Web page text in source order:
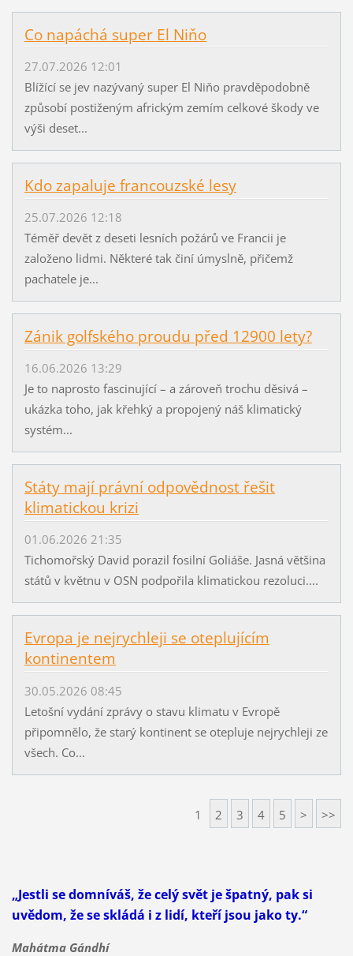
Co napáchá super El Niňo
27.07.2026 12:01
Blížící se jev nazývaný super El Niňo pravděpodobně
způsobí postiženým africkým zemím celkové škody ve
výši deset...
Kdo zapaluje francouzské lesy
25.07.2026 12:18
Téměř devět z deseti lesních požárů ve Francii je
založeno lidmi. Některé tak činí úmyslně, přičemž
pachatele je...
Zánik golfského proudu před 12900 lety?
16.06.2026 13:29
Je to naprosto fascinující – a zároveň trochu děsivá –
ukázka toho, jak křehký a propojený náš klimatický
systém...
Státy mají právní odpovědnost řešit
klimatickou krizi
01.06.2026 21:35
Tichomořský David porazil fosilní Goliáše. Jasná většina
států v květnu v OSN podpořila klimatickou rezoluci....
Evropa je nejrychleji se oteplujícím
kontinentem
30.05.2026 08:45
Letošní vydání zprávy o stavu klimatu v Evropě
připomnělo, že starý kontinent se otepluje nejrychleji ze
všech. Co...
1 2 3 4 5 > >>
„Jestli se domníváš, že celý svět je špatný, pak si
uvědom, že se skládá i z lidí, kteří jsou jako ty.“
Mahátma Gándhí